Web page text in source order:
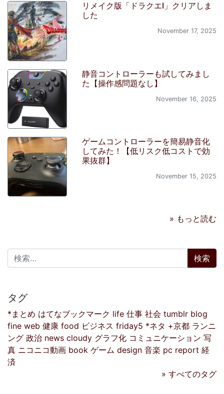
リメイク版「ドラクエI」クリアしま
した
November 17, 2025
静音コントローラーも試してみまし
た【操作感問題なし】
November 16, 2025
ゲームコントローラーを簡易静音化
してみた！【低リスク低コストで効
果抜群】
November 15, 2025
» もっと読む
検索:
タグ
*まとめ はてなブックマーク life 仕事 社会 tumblr blog
fine web 健康 food ビジネス friday5 *ネタ +京都 ランニ
ング 政治 news cloudy グラフ化 コミュニケーション 写
真 ニコニコ動画 book ゲーム design 音楽 pc report 経
済
» すべてのタグ